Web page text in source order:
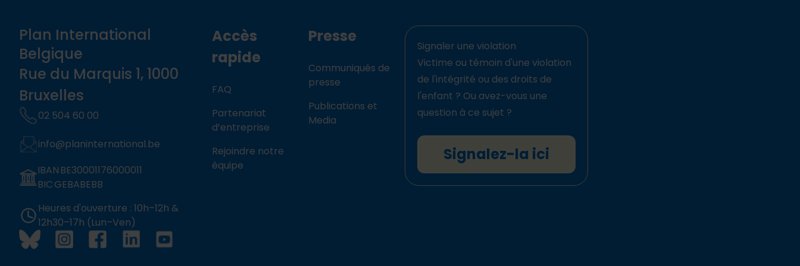
Plan International
Belgique
Rue du Marquis 1, 1000
Bruxelles
02 504 60 00
info@planinternational.be
IBAN BE30001176000011
BIC GEBABEBB
Heures d'ouverture : 10h–12h &
12h30–17h (Lun–Ven)
Accès
rapide
FAQ
Partenariat
d’entreprise
Rejoindre notre
équipe
Presse
Communiqués de
presse
Publications et
Media
Signaler une violation
Victime ou témoin d'une violation
de l'intégrité ou des droits de
l'enfant ? Ou avez-vous une
question à ce sujet ?
Signalez-la ici